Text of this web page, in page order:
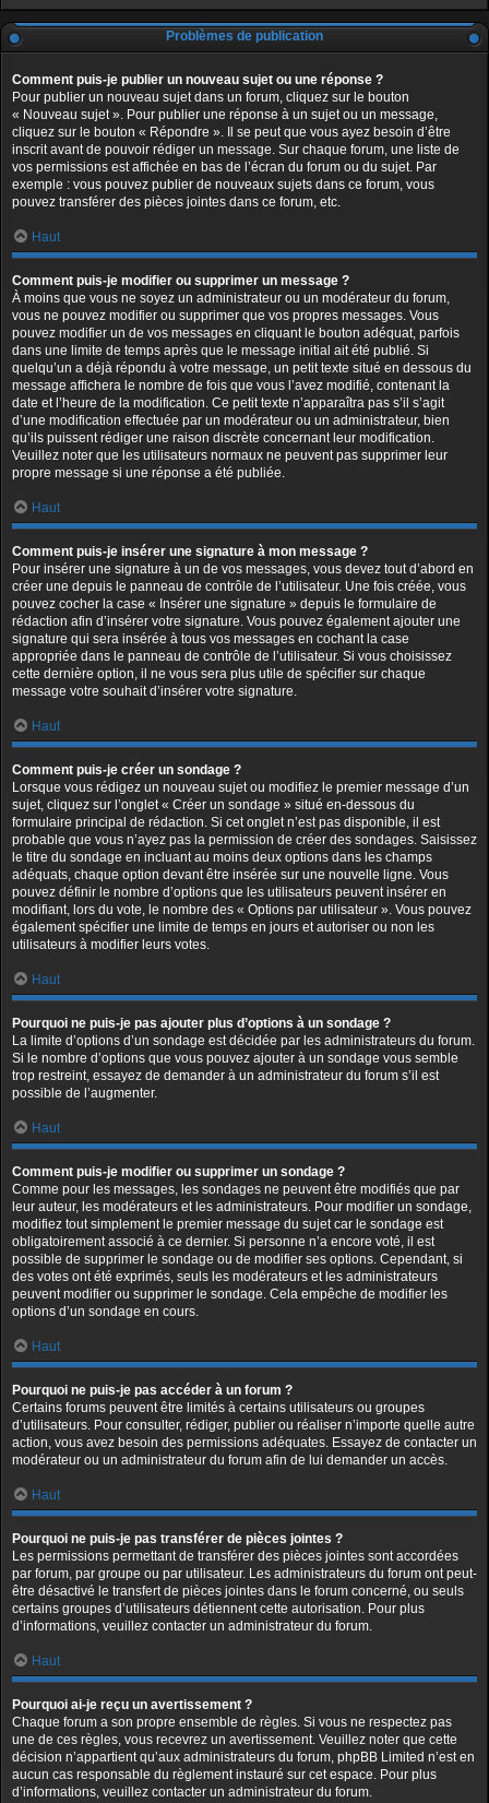
Problèmes de publication
Comment puis-je publier un nouveau sujet ou une réponse ?
Pour publier un nouveau sujet dans un forum, cliquez sur le bouton
« Nouveau sujet ». Pour publier une réponse à un sujet ou un message,
cliquez sur le bouton « Répondre ». Il se peut que vous ayez besoin d’être
inscrit avant de pouvoir rédiger un message. Sur chaque forum, une liste de
vos permissions est affichée en bas de l’écran du forum ou du sujet. Par
exemple : vous pouvez publier de nouveaux sujets dans ce forum, vous
pouvez transférer des pièces jointes dans ce forum, etc.
Haut
Comment puis-je modifier ou supprimer un message ?
À moins que vous ne soyez un administrateur ou un modérateur du forum,
vous ne pouvez modifier ou supprimer que vos propres messages. Vous
pouvez modifier un de vos messages en cliquant le bouton adéquat, parfois
dans une limite de temps après que le message initial ait été publié. Si
quelqu’un a déjà répondu à votre message, un petit texte situé en dessous du
message affichera le nombre de fois que vous l’avez modifié, contenant la
date et l’heure de la modification. Ce petit texte n’apparaîtra pas s’il s’agit
d’une modification effectuée par un modérateur ou un administrateur, bien
qu’ils puissent rédiger une raison discrète concernant leur modification.
Veuillez noter que les utilisateurs normaux ne peuvent pas supprimer leur
propre message si une réponse a été publiée.
Haut
Comment puis-je insérer une signature à mon message ?
Pour insérer une signature à un de vos messages, vous devez tout d’abord en
créer une depuis le panneau de contrôle de l’utilisateur. Une fois créée, vous
pouvez cocher la case « Insérer une signature » depuis le formulaire de
rédaction afin d’insérer votre signature. Vous pouvez également ajouter une
signature qui sera insérée à tous vos messages en cochant la case
appropriée dans le panneau de contrôle de l’utilisateur. Si vous choisissez
cette dernière option, il ne vous sera plus utile de spécifier sur chaque
message votre souhait d’insérer votre signature.
Haut
Comment puis-je créer un sondage ?
Lorsque vous rédigez un nouveau sujet ou modifiez le premier message d’un
sujet, cliquez sur l’onglet « Créer un sondage » situé en-dessous du
formulaire principal de rédaction. Si cet onglet n’est pas disponible, il est
probable que vous n’ayez pas la permission de créer des sondages. Saisissez
le titre du sondage en incluant au moins deux options dans les champs
adéquats, chaque option devant être insérée sur une nouvelle ligne. Vous
pouvez définir le nombre d’options que les utilisateurs peuvent insérer en
modifiant, lors du vote, le nombre des « Options par utilisateur ». Vous pouvez
également spécifier une limite de temps en jours et autoriser ou non les
utilisateurs à modifier leurs votes.
Haut
Pourquoi ne puis-je pas ajouter plus d’options à un sondage ?
La limite d’options d’un sondage est décidée par les administrateurs du forum.
Si le nombre d’options que vous pouvez ajouter à un sondage vous semble
trop restreint, essayez de demander à un administrateur du forum s’il est
possible de l’augmenter.
Haut
Comment puis-je modifier ou supprimer un sondage ?
Comme pour les messages, les sondages ne peuvent être modifiés que par
leur auteur, les modérateurs et les administrateurs. Pour modifier un sondage,
modifiez tout simplement le premier message du sujet car le sondage est
obligatoirement associé à ce dernier. Si personne n’a encore voté, il est
possible de supprimer le sondage ou de modifier ses options. Cependant, si
des votes ont été exprimés, seuls les modérateurs et les administrateurs
peuvent modifier ou supprimer le sondage. Cela empêche de modifier les
options d’un sondage en cours.
Haut
Pourquoi ne puis-je pas accéder à un forum ?
Certains forums peuvent être limités à certains utilisateurs ou groupes
d’utilisateurs. Pour consulter, rédiger, publier ou réaliser n’importe quelle autre
action, vous avez besoin des permissions adéquates. Essayez de contacter un
modérateur ou un administrateur du forum afin de lui demander un accès.
Haut
Pourquoi ne puis-je pas transférer de pièces jointes ?
Les permissions permettant de transférer des pièces jointes sont accordées
par forum, par groupe ou par utilisateur. Les administrateurs du forum ont peut-
être désactivé le transfert de pièces jointes dans le forum concerné, ou seuls
certains groupes d’utilisateurs détiennent cette autorisation. Pour plus
d’informations, veuillez contacter un administrateur du forum.
Haut
Pourquoi ai-je reçu un avertissement ?
Chaque forum a son propre ensemble de règles. Si vous ne respectez pas
une de ces règles, vous recevrez un avertissement. Veuillez noter que cette
décision n’appartient qu’aux administrateurs du forum, phpBB Limited n’est en
aucun cas responsable du règlement instauré sur cet espace. Pour plus
d’informations, veuillez contacter un administrateur du forum.